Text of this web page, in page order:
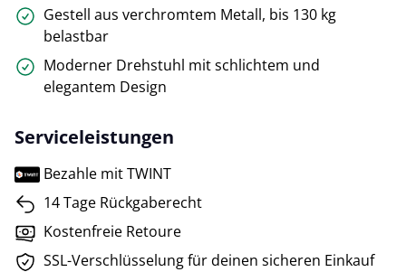
Gestell aus verchromtem Metall, bis 130 kg
belastbar
Moderner Drehstuhl mit schlichtem und
elegantem Design
Serviceleistungen
Bezahle mit TWINT
14 Tage Rückgaberecht
Kostenfreie Retoure
SSL-Verschlüsselung für deinen sicheren Einkauf